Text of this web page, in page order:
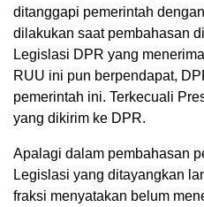
ditanggapi pemerintah
dilakukan saat pembahasan
Legislasi DPR yang
RUU ini pun berpendapat,
pemerintah ini. Terkecuali
yang dikirim ke DPR.
Apalagi dalam pembahasan
Legislasi yang ditayangkan
fraksi menyatakan belum